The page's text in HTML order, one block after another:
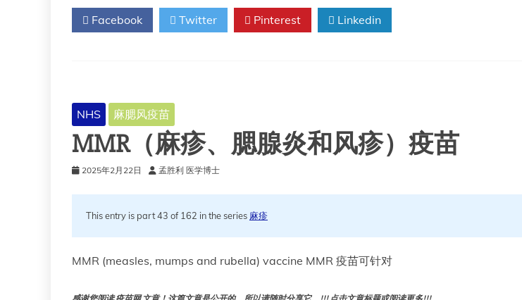
生
状
Facebook Twitter Pinterest Linkedin
NHS 麻腮风疫苗
MMR（麻疹、腮腺炎和风疹）疫苗
2025年2月22日 孟胜利 医学博士
This entry is part 43 of 162 in the series 麻疹
MMR (measles, mumps and rubella) vaccine MMR 疫苗可针对